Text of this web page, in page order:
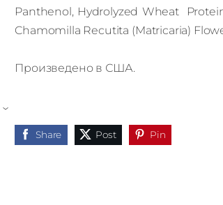
›
Panthenol, Hydrolyzed Wheat
Chamomilla Recutita (Matricaria)
Произведено в США.
Share Post Pin